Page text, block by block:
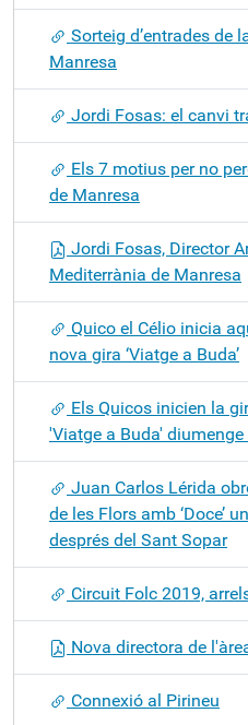
Sorteig d’entrades de
Manresa
Jordi Fosas: el canvi
Els 7 motius per no
de Manresa
Jordi Fosas, Director
Mediterrània de Manresa
Quico el Célio inicia
nova gira ‘Viatge a Buda’
Els Quicos inicien la
'Viatge a Buda'
Juan Carlos Lérida
de les Flors amb ‘Doce’
després del Sant Sopar
Circuit Folc 2019,
Nova directora de
Connexió al Pirineu